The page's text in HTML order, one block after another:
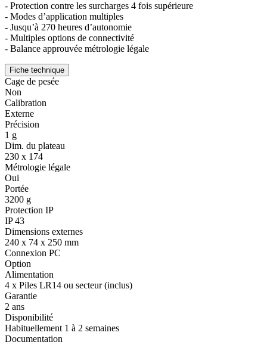
- Protection contre les surcharges 4 fois supérieure
- Modes d’application multiples
- Jusqu’à 270 heures d’autonomie
- Multiples options de connectivité
- Balance approuvée métrologie légale
Fiche technique
Cage de pesée
Non
Calibration
Externe
Précision
1 g
Dim. du plateau
230 x 174
Métrologie légale
Oui
Portée
3200 g
Protection IP
IP 43
Dimensions externes
240 x 74 x 250 mm
Connexion PC
Option
Alimentation
4 x Piles LR14 ou secteur (inclus)
Garantie
2 ans
Disponibilité
Habituellement 1 à 2 semaines
Documentation